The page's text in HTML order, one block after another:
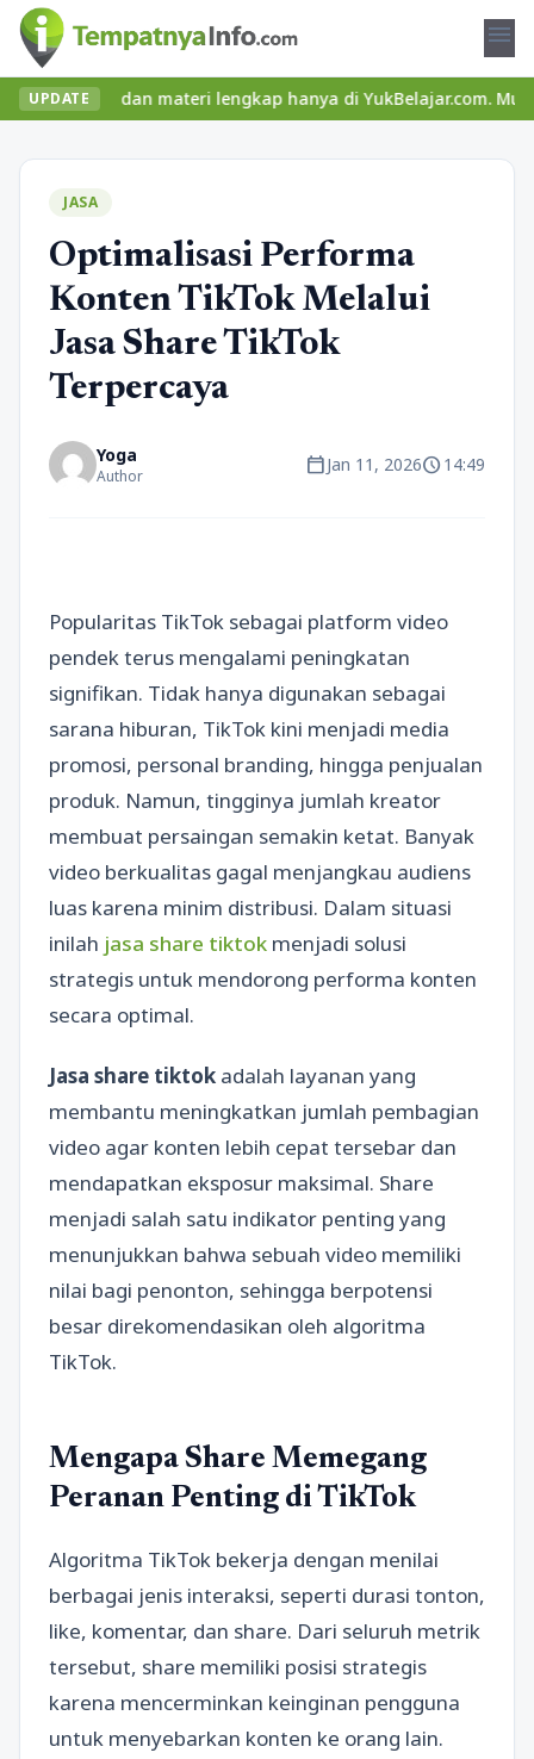
menu
UPDATE
dan materi lengkap hanya di YukBelajar.com. Mulai
JASA
Optimalisasi Performa
Konten TikTok Melalui
Jasa Share TikTok
Terpercaya
Yoga
Author calendar_todayJan 11, 2026schedule14:49
Popularitas TikTok sebagai platform video
pendek terus mengalami peningkatan
signifikan. Tidak hanya digunakan sebagai
sarana hiburan, TikTok kini menjadi media
promosi, personal branding, hingga penjualan
produk. Namun, tingginya jumlah kreator
membuat persaingan semakin ketat. Banyak
video berkualitas gagal menjangkau audiens
luas karena minim distribusi. Dalam situasi
inilah jasa share tiktok menjadi solusi
strategis untuk mendorong performa konten
secara optimal.
Jasa share tiktok adalah layanan yang
membantu meningkatkan jumlah pembagian
video agar konten lebih cepat tersebar dan
mendapatkan eksposur maksimal. Share
menjadi salah satu indikator penting yang
menunjukkan bahwa sebuah video memiliki
nilai bagi penonton, sehingga berpotensi
besar direkomendasikan oleh algoritma
TikTok.
Mengapa Share Memegang
Peranan Penting di TikTok
Algoritma TikTok bekerja dengan menilai
berbagai jenis interaksi, seperti durasi tonton,
like, komentar, dan share. Dari seluruh metrik
tersebut, share memiliki posisi strategis
karena mencerminkan keinginan pengguna
untuk menyebarkan konten ke orang lain.